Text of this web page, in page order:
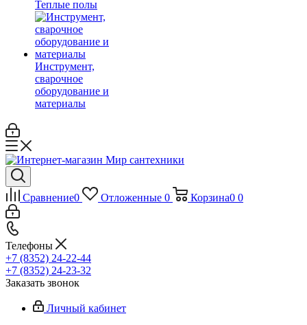
Теплые полы
Инструмент,
сварочное
оборудование и
материалы
Сравнение0 Отложенные 0 Корзина0 0
Телефоны
+7 (8352) 24-22-44
+7 (8352) 24-23-32
Заказать звонок
Личный кабинет